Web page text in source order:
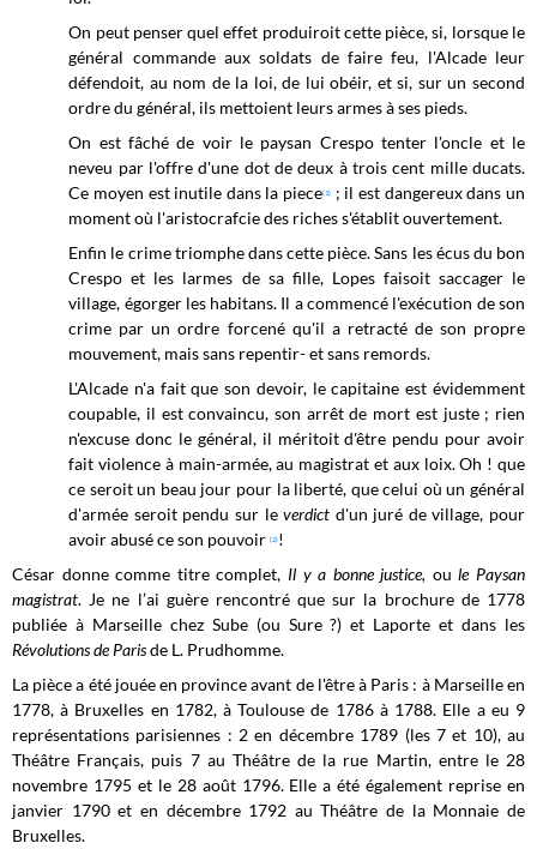
On peut penser quel effet produiroit cette pièce, si, lorsque le
général commande aux soldats de faire feu, l'Alcade leur
défendoit, au nom de la loi, de lui obéir, et si, sur un second
ordre du général, ils mettoient leurs armes à ses pieds.
On est fâché de voir le paysan Crespo tenter l'oncle et le
neveu par l'offre d'une dot de deux à trois cent mille ducats.
Ce moyen est inutile dans la piece(1)
; il est dangereux dans un
moment où l'aristocrafcie des riches s'établit ouvertement.
Enfin le crime triomphe dans cette pièce. Sans les écus du bon
Crespo et les larmes de sa fille, Lopes faisoit saccager le
village, égorger les habitans. Il a commencé l'exécution de son
crime par un ordre forcené qu'il a retracté de son propre
mouvement, mais sans repentir- et sans remords.
L'Alcade n'a fait que son devoir, le capitaine est évidemment
coupable, il est convaincu, son arrêt de mort est juste ; rien
n'excuse donc le général, il méritoit d'être pendu pour avoir
fait violence à main-armée, au magistrat et aux loix. Oh ! que
ce seroit un beau jour pour la liberté, que celui où un général
d'armée seroit pendu sur leverdict d'un juré de village, pour
avoir abusé ce son pouvoir(2)!
César donne comme titre complet, Il y a bonne justice, oule Paysan
magistrat. Je ne l’ai guère rencontré que sur la brochure de 1778
publiée à Marseille chez Sube (ou Sure ?) et Laporte et dans les
Révolutions de Parisde L. Prudhomme.
La pièce a été jouée en province avant de l'être à Paris : à Marseille en
1778, à Bruxelles en 1782, à Toulouse de 1786 à 1788. Elle a eu 9
représentations parisiennes : 2 en décembre 1789 (les 7 et 10), au
Théâtre Français, puis 7 au Théâtre de la rue Martin, entre le 28
novembre 1795 et le 28 août 1796. Elle a été également reprise en
janvier 1790 et en décembre 1792 au Théâtre de la Monnaie de
Bruxelles.